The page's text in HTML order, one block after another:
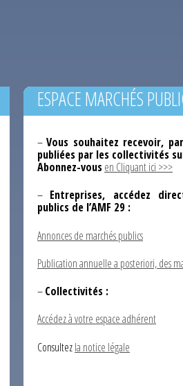
ESPACE MARCHÉS
–Vous souhaitez recevoir,
publiées par les collectivités
Abonnez-vousen Cliquant ici >>>
– Entreprises, accédez
publics de l’AMF 29 :
Annonces de marchés publics
Publication annuelle a posteriori, des
–Collectivités :
Accédez à votre espace adhérent
Consultezla notice légale